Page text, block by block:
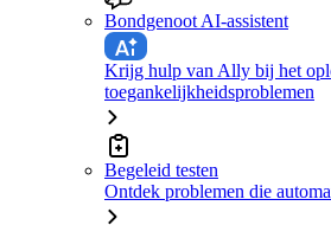
Bondgenoot AI-assistent
Krijg hulp van Ally bij het
toegankelijkheidsproblemen
Begeleid testen
Ontdek problemen die